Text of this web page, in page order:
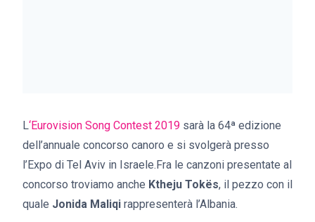
L‘Eurovision Song Contest 2019 sarà la 64ª edizione
dell’annuale concorso canoro e si svolgerà presso
l’Expo di Tel Aviv in Israele.Fra le canzoni presentate al
concorso troviamo anche Ktheju Tokës, il pezzo con il
quale Jonida Maliqi rappresenterà l’Albania.